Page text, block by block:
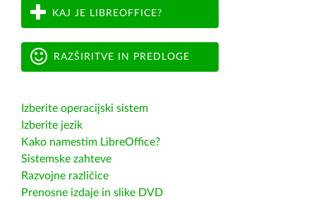
KAJ JE LIBREOFFICE?
RAZŠIRITVE IN PREDLOGE
Izberite operacijski sistem
Izberite jezik
Kako namestim LibreOffice?
Sistemske zahteve
Razvojne različice
Prenosne izdaje in slike DVD